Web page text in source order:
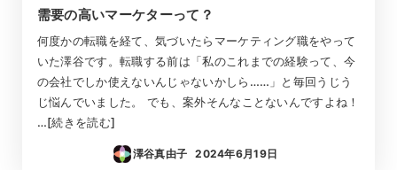
需要の高いマーケターって？
何度かの転職を経て、気づいたらマーケティング職をやって
いた澤谷です。転職する前は「私のこれまでの経験って、今
の会社でしか使えないんじゃないかしら……」と毎回うじう
じ悩んでいました。 でも、案外そんなことないんですよね！
…[続きを読む]
澤谷真由子
投稿日
2024年6月19日